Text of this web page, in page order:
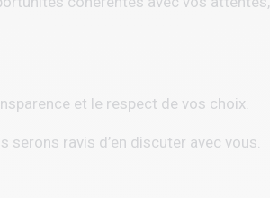
et le respect de vos choix.
serons ravis d’en discuter avec vous.